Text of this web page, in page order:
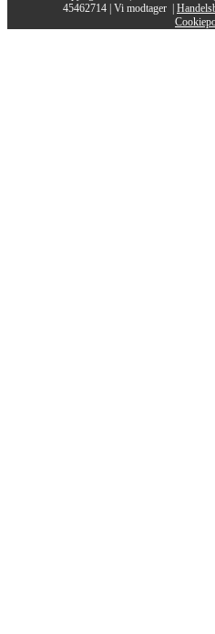
45462714 | Vi modtager